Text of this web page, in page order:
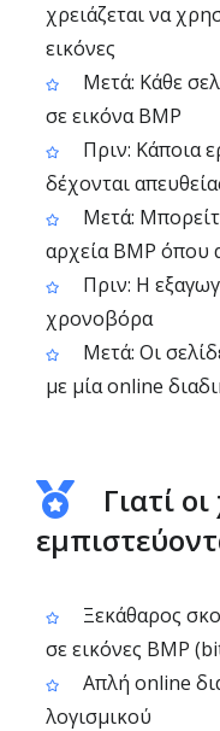
χρειάζεται να
εικόνες
Μετά: Κάθε
σε εικόνα BMP
Πριν: Κάποια
δέχονται
Μετά:
αρχεία BMP όπου
Πριν: Η
χρονοβόρα
Μετά: Οι
με μία online
Γιατί
Ξεκάθαρος
σε εικόνες BMP
Απλή online
λογισμικού